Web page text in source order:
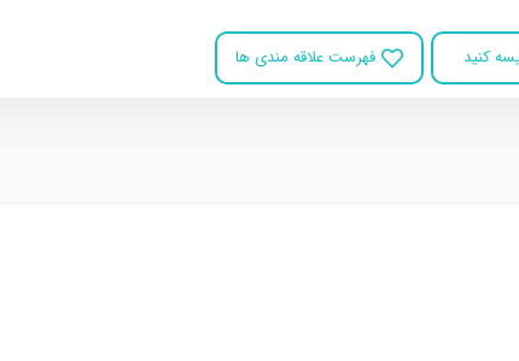
کنید فهرست علاقه مندی ها